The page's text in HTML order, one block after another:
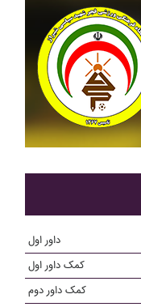
داور اول
کمک داور اول
کمک داور دوم